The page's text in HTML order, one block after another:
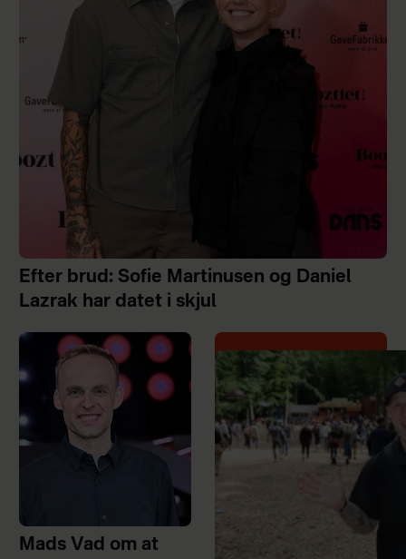
Efter brud: Sofie Martinusen og Daniel
Lazrak har datet i skjul
Mads Vad om at